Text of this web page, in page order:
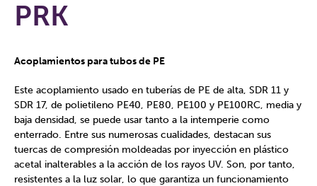
PRK
Acoplamientos para tubos de PE
Este acoplamiento usado en tuberías de PE de alta, SDR 11 y
SDR 17, de polietileno PE40, PE80, PE100 y PE100RC, media y
baja densidad, se puede usar tanto a la intemperie como
enterrado. Entre sus numerosas cualidades, destacan sus
tuercas de compresión moldeadas por inyección en plástico
acetal inalterables a la acción de los rayos UV. Son, por tanto,
resistentes a la luz solar, lo que garantiza un funcionamiento